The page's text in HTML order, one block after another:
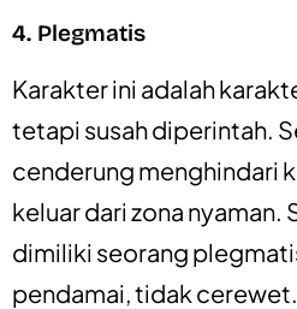
4. Plegmatis
Karakter ini adalah
tetapi susah diperintah.
cenderung menghindari
keluar dari zona nyaman.
dimiliki seorang
pendamai, tidak